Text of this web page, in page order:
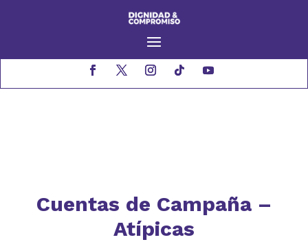
Cuentas de Campaña –
Atípicas